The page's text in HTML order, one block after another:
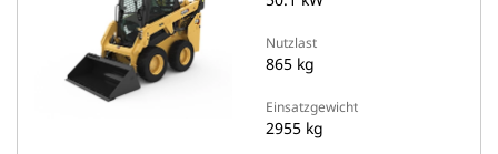
Nutzlast
865 kg
Einsatzgewicht
2955 kg